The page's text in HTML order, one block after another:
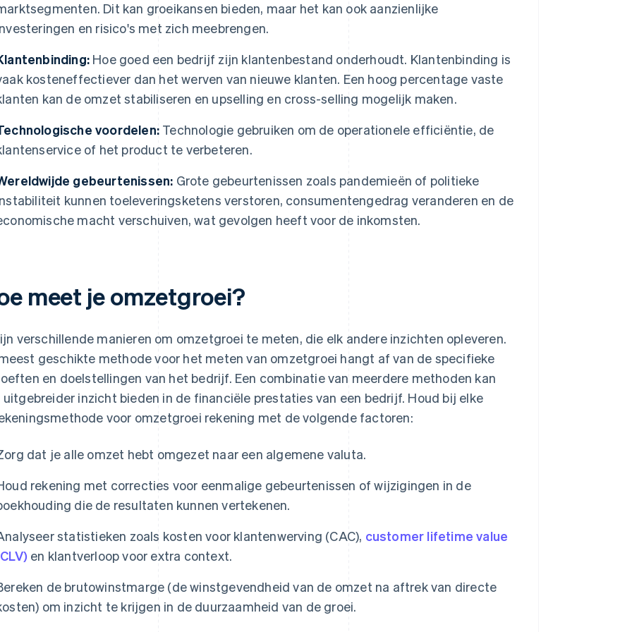
Dit kan groeikansen bieden, maar het kan ook aanzienlijke
en risico's met zich meebrengen.
Hoe goed een bedrijf zijn klantenbestand onderhoudt. Klantenbinding is
kosteneffectiever dan het werven van nieuwe klanten. Een hoog percentage vaste
kan de omzet stabiliseren en upselling en cross-selling mogelijk maken.
voordelen: Technologie gebruiken om de operationele efficiëntie, de
of het product te verbeteren.
gebeurtenissen: Grote gebeurtenissen zoals pandemieën of politieke
kunnen toeleveringsketens verstoren, consumentengedrag veranderen en de
macht verschuiven, wat gevolgen heeft voor de inkomsten.
meet je omzetgroei?
verschillende manieren om omzetgroei te meten, die elk andere inzichten opleveren.
geschikte methode voor het meten van omzetgroei hangt af van de specifieke
en doelstellingen van het bedrijf. Een combinatie van meerdere methoden kan
uitgebreider inzicht bieden in de financiële prestaties van een bedrijf. Houd bij elke
voor omzetgroei rekening met de volgende factoren:
dat je alle omzet hebt omgezet naar een algemene valuta.
rekening met correcties voor eenmalige gebeurtenissen of wijzigingen in de
die de resultaten kunnen vertekenen.
statistieken zoals kosten voor klantenwerving (CAC), customer lifetime value
en klantverloop voor extra context.
de brutowinstmarge (de winstgevendheid van de omzet na aftrek van directe
om inzicht te krijgen in de duurzaamheid van de groei.